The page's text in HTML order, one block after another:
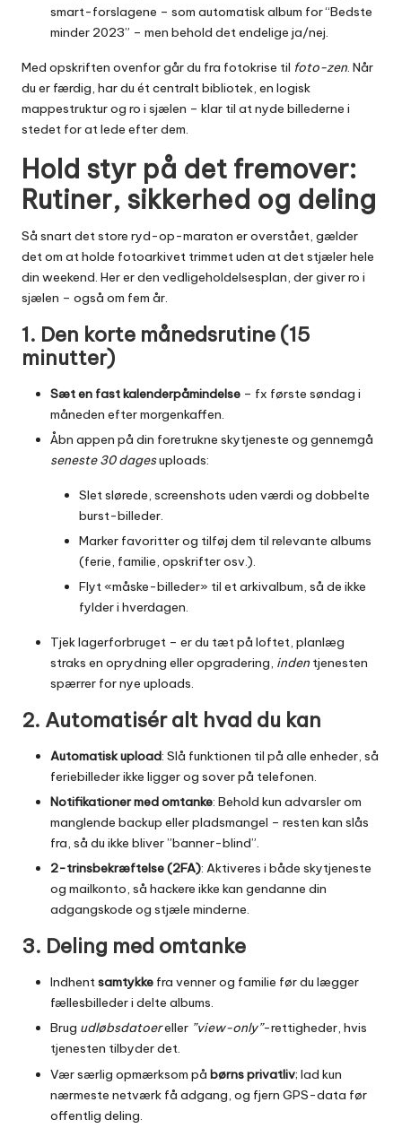
smart-forslagene – som automatisk album for “Bedste
minder 2023” – men behold det endelige ja/nej.
Med opskriften ovenfor går du fra fotokrise til foto-zen. Når
du er færdig, har du ét centralt bibliotek, en logisk
mappestruktur og ro i sjælen – klar til at nyde billederne i
stedet for at lede efter dem.
Hold styr på det fremover:
Rutiner, sikkerhed og deling
Så snart det store ryd-op-maraton er overstået, gælder
det om at holde fotoarkivet trimmet uden at det stjæler hele
din weekend. Her er den vedligeholdelsesplan, der giver ro i
sjælen – også om fem år.
1. Den korte månedsrutine (15
minutter)
Sæt en fast kalenderpåmindelse – fx første søndag i
måneden efter morgenkaffen.
Åbn appen på din foretrukne skytjeneste og gennemgå
seneste 30 dagesuploads:
Slet slørede, screenshots uden værdi og dobbelte
burst-billeder.
Marker favoritter og tilføj dem til relevante albums
(ferie, familie, opskrifter osv.).
Flyt «måske-billeder» til et arkivalbum, så de ikke
fylder i hverdagen.
Tjek lagerforbruget – er du tæt på loftet, planlæg
straks en oprydning eller opgradering, inden tjenesten
spærrer for nye uploads.
2. Automatisér alt hvad du kan
Automatisk upload: Slå funktionen til på alle enheder, så
feriebilleder ikke ligger og sover på telefonen.
Notifikationer med omtanke: Behold kun advarsler om
manglende backup eller pladsmangel – resten kan slås
fra, så du ikke bliver ”banner-blind”.
2-trinsbekræftelse (2FA): Aktiveres i både skytjeneste
og mailkonto, så hackere ikke kan gendanne din
adgangskode og stjæle minderne.
3. Deling med omtanke
Indhentsamtykke fra venner og familie før du lægger
fællesbilleder i delte albums.
Brug udløbsdatoereller ”view-only”-rettigheder, hvis
tjenesten tilbyder det.
Vær særlig opmærksom på børns privatliv; lad kun
nærmeste netværk få adgang, og fjern GPS-data før
offentlig deling.